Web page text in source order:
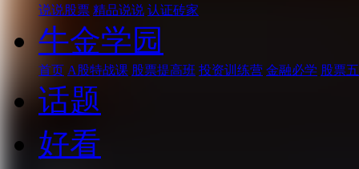
说说股票 精品说说 认证砖家
牛金学园
首页 A股特战课 股票提高班 投资训练营 金融必学 股票
话题
好看